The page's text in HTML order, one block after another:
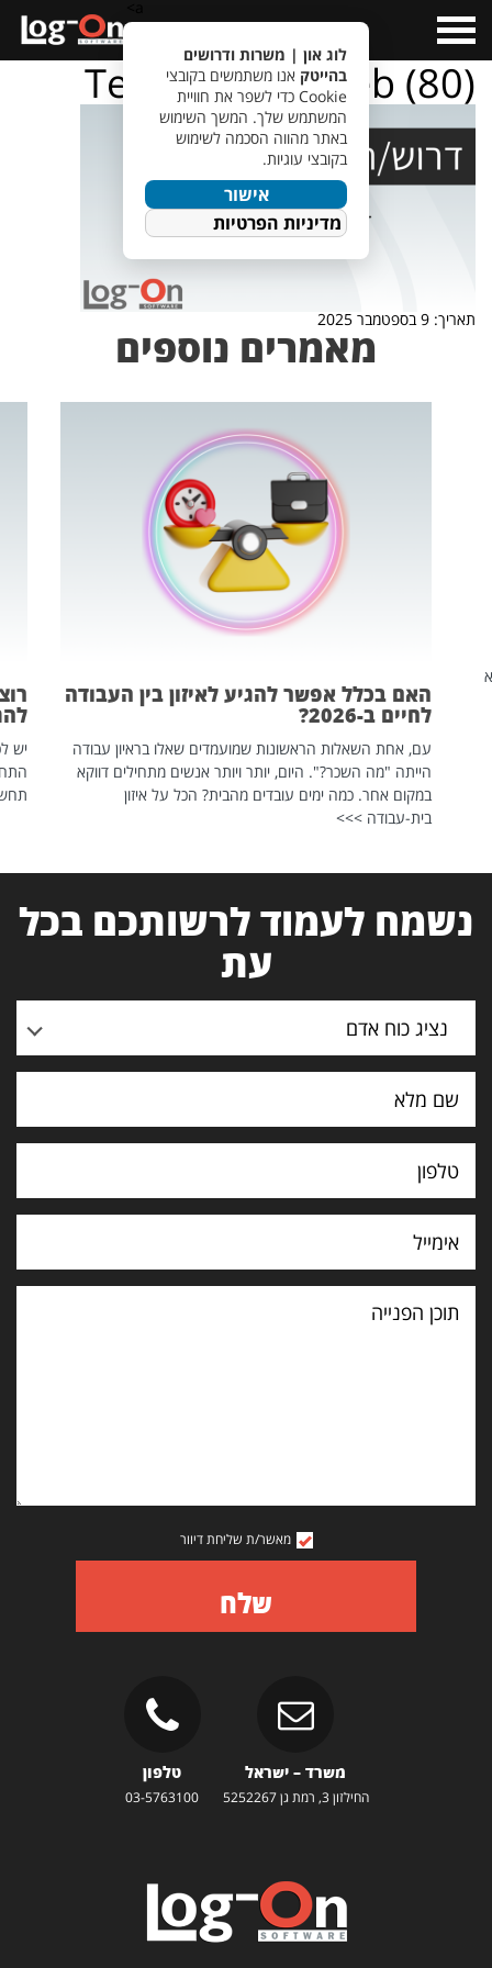
Menu
TempletJobsWeb (80)
תאריך: 9 בספטמבר 2025
מאמרים נוספים
האם בכלל אפשר להגיע לאיזון בין העבודה
לחיים ב-2026?
עם, אחת השאלות הראשונות שמועמדים שאלו בראיון עבודה
הייתה "מה השכר?". היום, יותר ויותר אנשים מתחילים דווקא
במקום אחר. כמה ימים עובדים מהבית? הכל על איזון
בית-עבודה >>>
יש
נשמח לעמוד לרשותכם בכל
עת
נציג כוח אדם
תוכן
הפנייה
מאשר/ת שליחת דיוור
שלח
משרד – ישראל
החילזון 3, רמת גן 5252267
טלפון
03-5763100
לוג און | משרות ודרושים
בהייטק אנו משתמשים בקובצי
Cookie כדי לשפר את חוויית
המשתמש שלך. המשך השימוש
באתר מהווה הסכמה לשימוש
בקובצי עוגיות.
אישור
מדיניות הפרטיות